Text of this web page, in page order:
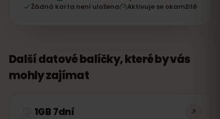
Žádná karta není uložena
Aktivuje se okamžitě
Další datové balíčky, které by vás
mohly zajímat
1GB 7dní